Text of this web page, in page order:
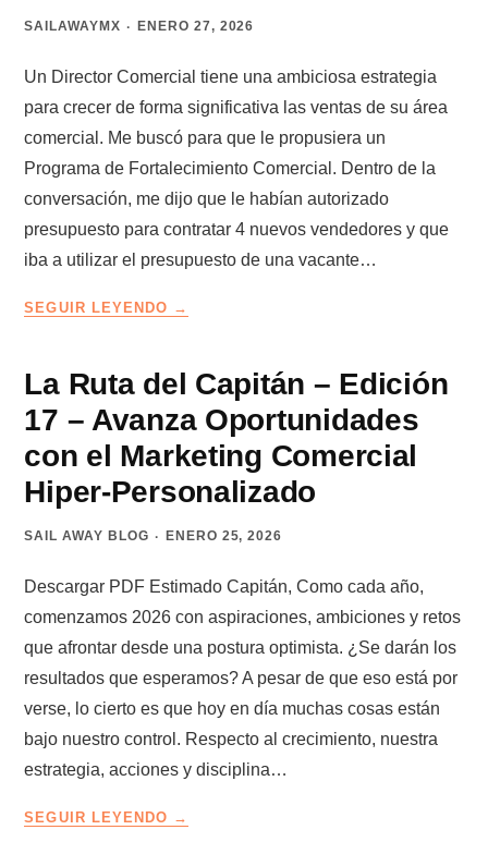
SOLOS
SAILAWAYMX ENERO 27, 2026
Un Director Comercial tiene una ambiciosa estrategia
para crecer de forma significativa las ventas de su área
comercial. Me buscó para que le propusiera un
Programa de Fortalecimiento Comercial. Dentro de la
conversación, me dijo que le habían autorizado
presupuesto para contratar 4 nuevos vendedores y que
iba a utilizar el presupuesto de una vacante…
SEGUIR LEYENDO
CON
UNA
VACANTE
DE
VENDEDOR
La Ruta del Capitán – Edición
17 – Avanza Oportunidades
con el Marketing Comercial
Hiper-Personalizado
SAIL AWAY BLOG ENERO 25, 2026
Descargar PDF Estimado Capitán, Como cada año,
comenzamos 2026 con aspiraciones, ambiciones y retos
que afrontar desde una postura optimista. ¿Se darán los
resultados que esperamos? A pesar de que eso está por
verse, lo cierto es que hoy en día muchas cosas están
bajo nuestro control. Respecto al crecimiento, nuestra
estrategia, acciones y disciplina…
SEGUIR LEYENDO